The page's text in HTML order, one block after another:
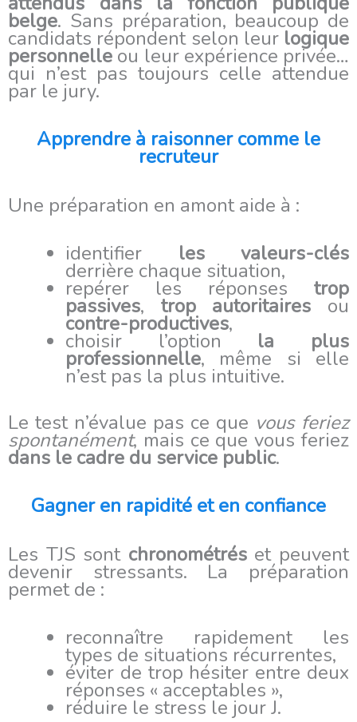
belge. Sans préparation, beaucoup de
candidats répondent selon leur logique
personnelleou leur expérience privée…
qui n’est pas toujours celle attendue
par le jury.
Apprendre à raisonner comme le
recruteur
Une préparation en amont aide à :
identifier les valeurs-clés
derrière chaque situation,
repérer les réponses trop
passives, trop autoritaires ou
contre-productives,
choisir l’option la plus
professionnelle, même si elle
n’est pas la plus intuitive.
Le test n’évalue pas ce que vous feriez
spontanément, mais ce que vous feriez
dans le cadre du service public.
Gagner en rapidité et en confiance
Les TJS sont chronométréset peuvent
devenir stressants. La préparation
permet de :
reconnaître rapidement les
types de situations récurrentes,
éviter de trop hésiter entre deux
réponses « acceptables »,
réduire le stress le jour J.